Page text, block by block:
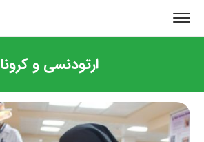
ارتودنسی و کرونا